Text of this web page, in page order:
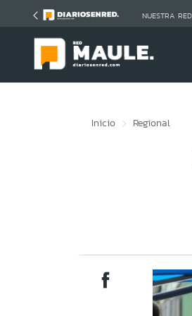
NUESTRA RED
Inicio Regional